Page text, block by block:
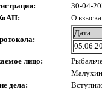
30-04-
О
Дата
лицо:
дела: